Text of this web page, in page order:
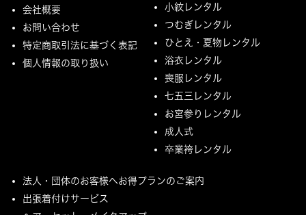
会社概要
お問い合わせ
特定商取引法に基づく表記
個人情報の取り扱い
小紋レンタル
つむぎレンタル
ひとえ・夏物レンタル
浴衣レンタル
喪服レンタル
七五三レンタル
お宮参りレンタル
成人式
卒業袴レンタル
法人・団体のお客様へお得プランのご案内
出張着付けサービス